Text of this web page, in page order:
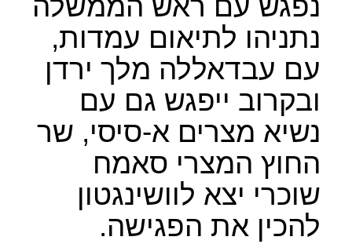
נתניהו לתיאום עמדות,
עם עבדאללה מלך ירדן
ובקרוב ייפגש גם עם
נשיא מצרים א-סיסי, שר
החוץ המצרי סאמח
שוכרי יצא לוושינגטון
להכין את הפגישה.